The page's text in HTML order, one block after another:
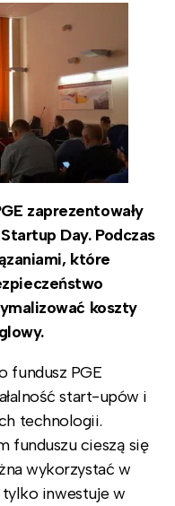
zaprezentowały
Day. Podczas
które
koszty
fundusz PGE
start-upów i
technologii.
funduszu cieszą się
wykorzystać w
tylko inwestuje w